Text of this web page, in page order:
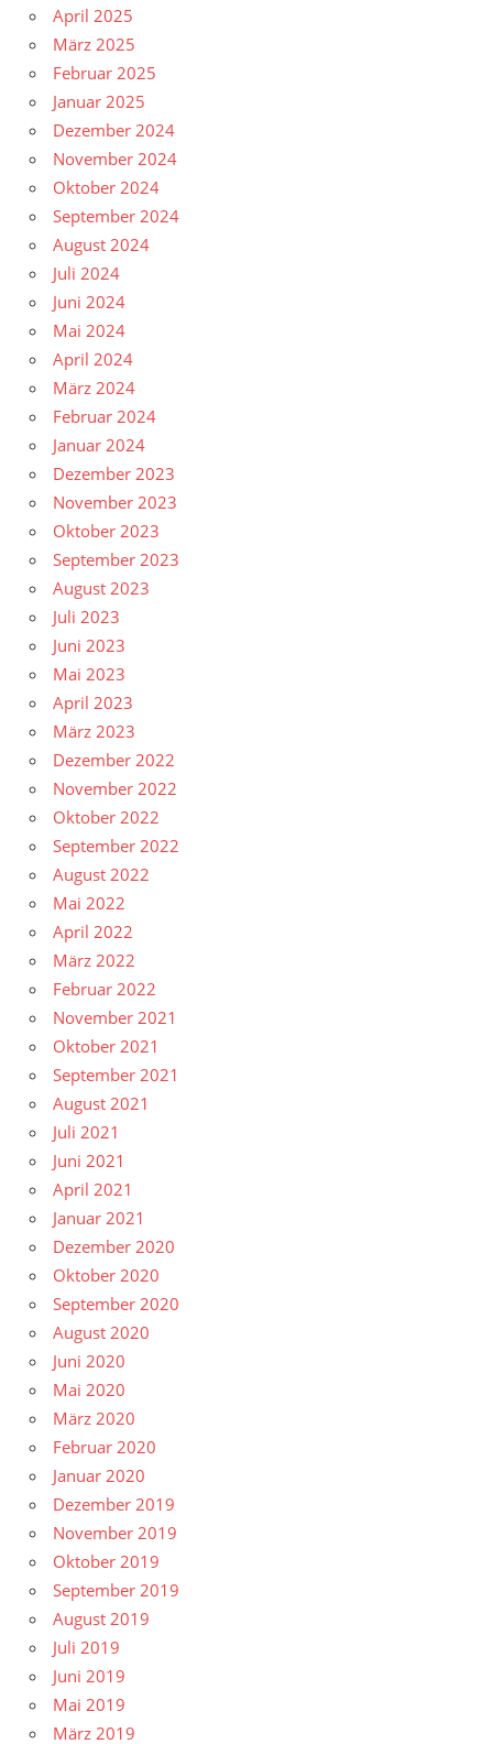
April 2025
März 2025
Februar 2025
Januar 2025
Dezember 2024
November 2024
Oktober 2024
September 2024
August 2024
Juli 2024
Juni 2024
Mai 2024
April 2024
März 2024
Februar 2024
Januar 2024
Dezember 2023
November 2023
Oktober 2023
September 2023
August 2023
Juli 2023
Juni 2023
Mai 2023
April 2023
März 2023
Dezember 2022
November 2022
Oktober 2022
September 2022
August 2022
Mai 2022
April 2022
März 2022
Februar 2022
November 2021
Oktober 2021
September 2021
August 2021
Juli 2021
Juni 2021
April 2021
Januar 2021
Dezember 2020
Oktober 2020
September 2020
August 2020
Juni 2020
Mai 2020
März 2020
Februar 2020
Januar 2020
Dezember 2019
November 2019
Oktober 2019
September 2019
August 2019
Juli 2019
Juni 2019
Mai 2019
März 2019